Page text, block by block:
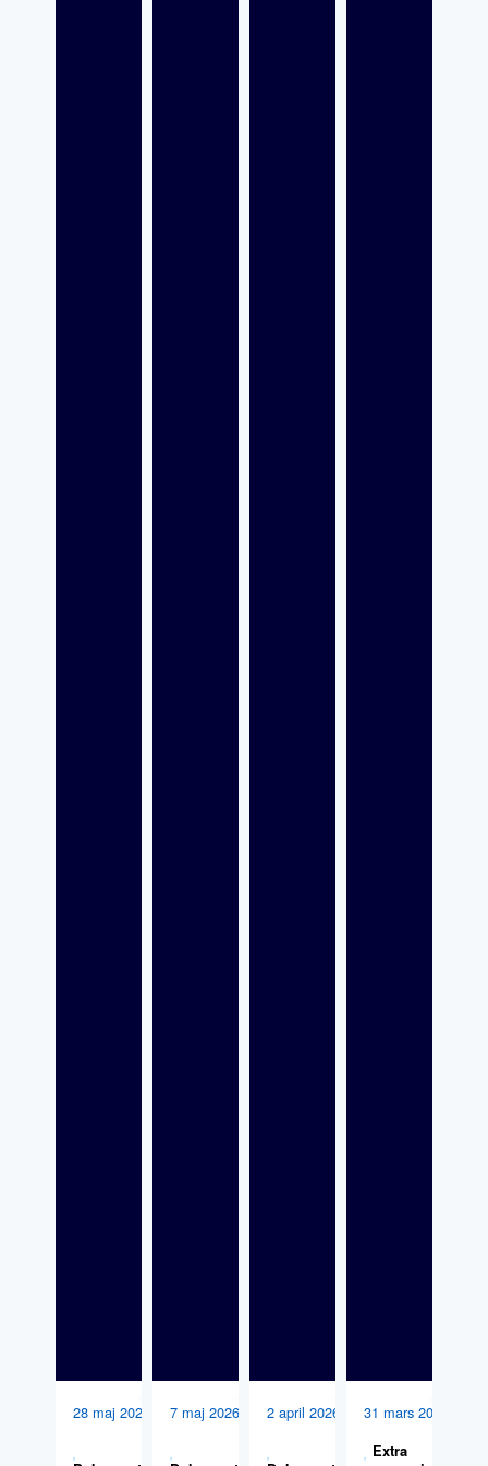
28 maj 2026 7 maj 2026 2 april 2026
31 mars 2026
Extra